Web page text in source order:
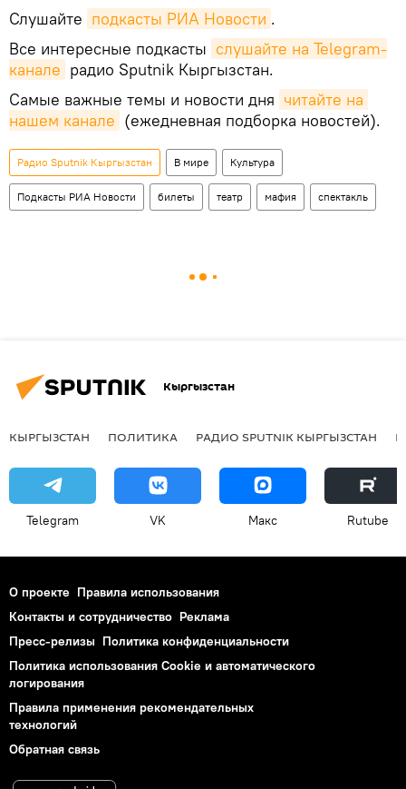
Слушайте подкасты РИА Новости .
Все интересные подкасты слушайте на Telegram-
канале радио Sputnik Кыргызстан.
Самые важные темы и новости дня читайте на
нашем канале (ежедневная подборка новостей).
Радио Sputnik Кыргызстан В мире Культура
Подкасты РИА Новости билеты театр мафия спектакль
Кыргызстан
КЫРГЫЗСТАН ПОЛИТИКА РАДИО SPUTNIK КЫРГЫЗСТАН
Telegram VK Макс Rutube
О проекте Правила использования
Контакты и сотрудничество Реклама
Пресс-релизы Политика конфиденциальности
Политика использования Cookie и автоматического
логирования
Правила применения рекомендательных
технологий
Обратная связь